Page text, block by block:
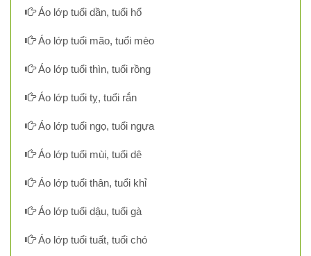
Áo lớp tuổi dần, tuổi hổ
Áo lớp tuổi mão, tuổi mèo
Áo lớp tuổi thìn, tuổi rồng
Áo lớp tuổi tỵ, tuổi rắn
Áo lớp tuổi ngọ, tuổi ngựa
Áo lớp tuổi mùi, tuổi dê
Áo lớp tuổi thân, tuổi khỉ
Áo lớp tuổi dậu, tuổi gà
Áo lớp tuổi tuất, tuổi chó